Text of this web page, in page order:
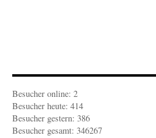
Besucher online: 2
Besucher heute: 414
Besucher gestern: 386
Besucher gesamt: 346267